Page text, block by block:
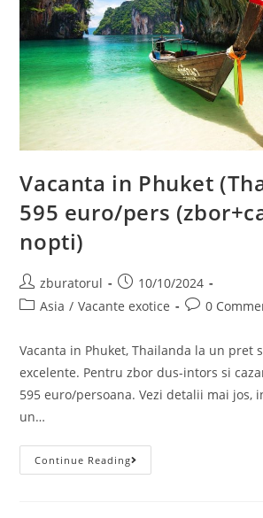
Vacanta in Phuket
595 euro/pers
nopti)
Post
author:
zburatorul
Post
published:
10/10/2024
PostAsia / Vacante exotice
Post0
Vacanta in Phuket, Thailanda la un pret
excelente. Pentru zbor dus-intors si
595 euro/persoana. Vezi detalii mai jos,
un…
Continue ReadingVacanta
In